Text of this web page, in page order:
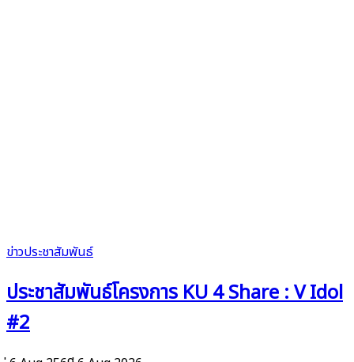
ข่าวประชาสัมพันธ์
ประชาสัมพันธ์โครงการ KU 4 Share : V Idol
#2